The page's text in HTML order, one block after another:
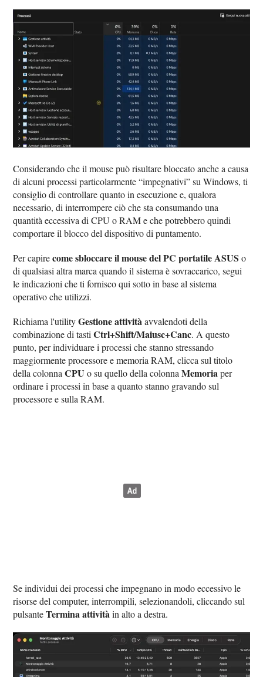
Considerando che il mouse può risultare bloccato anche a causa
di alcuni processi particolarmente “impegnativi” su Windows, ti
consiglio di controllare quanto in esecuzione e, qualora
necessario, di interrompere ciò che sta consumando una
quantità eccessiva di CPU o RAM e che potrebbero quindi
comportare il blocco del dispositivo di puntamento.
Per capirecome sbloccare il mouse del PC portatile ASUS o
di qualsiasi altra marca quando il sistema è sovraccarico, segui
le indicazioni che ti fornisco qui sotto in base al sistema
operativo che utilizzi.
Richiama l'utilityGestione attivitàavvalendoti della
combinazione di tastiCtrl+Shift/Maiusc+Canc. A questo
punto, per individuare i processi che stanno stressando
maggiormente processore e memoria RAM, clicca sul titolo
della colonnaCPU o su quello della colonnaMemoriaper
ordinare i processi in base a quanto stanno gravando sul
processore e sulla RAM.
Se individui dei processi che impegnano in modo eccessivo le
risorse del computer, interrompili, selezionandoli, cliccando sul
pulsanteTermina attivitàin alto a destra.